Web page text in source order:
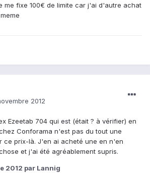
me fixe 100€ de limite car j'ai d'autre achat
2012
Ezeetab 704 qui est (était ? à vérifier) en
Conforama n'est pas du tout une
ce prix-là. J'en ai acheté une en n'en
et j'ai été agréablement supris.
2012 par Lannig